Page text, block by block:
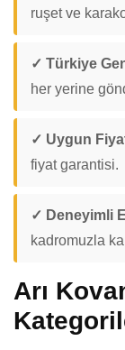
ruşet ve
✓ Türkiye
her yerine
✓ Uygun
fiyat garantisi.
✓ Deneyimli
kadromuzla
Arı